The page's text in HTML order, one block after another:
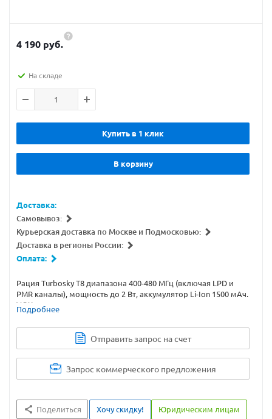
4 190 руб.
На складе
Купить в 1 клик
В корзину
Доставка:
Самовывоз:
Курьерская доставка по Москве и Подмосковью:
Доставка в регионы России:
Оплата:
Рация Turbosky T8 диапазона 400-480 МГц (включая LPD и
PMR каналы), мощность до 2 Вт, аккумулятор Li-Ion 1500 мАч.
VOX активация, шумоподавитель, индикатор разряда
батареи, выбор уровня мощности, кодирование CTCSS/DCS.
Подробнее
Отправить запрос на счет
Запрос коммерческого предложения
Поделиться Хочу скидку! Юридическим лицам